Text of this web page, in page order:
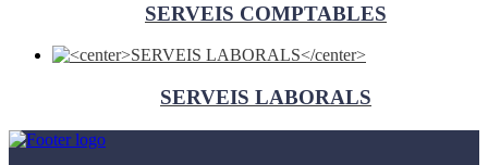
SERVEIS COMPTABLES
SERVEIS LABORALS